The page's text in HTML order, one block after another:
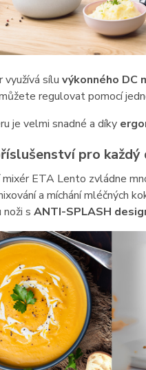
využívá sílu výkonného DC
regulovat pomocí
je velmi snadné a díky
pro každý
ETA Lento zvládne
a míchání mléčných
s ANTI-SPLASH